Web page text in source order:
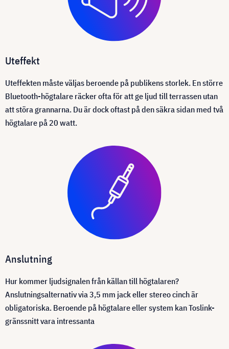
Uteffekt
Uteffekten måste väljas beroende på publikens storlek. En större
Bluetooth-högtalare räcker ofta för att ge ljud till terrassen utan
att störa grannarna. Du är dock oftast på den säkra sidan med två
högtalare på 20 watt.
Anslutning
Hur kommer ljudsignalen från källan till högtalaren?
Anslutningsalternativ via 3,5 mm jack eller stereo cinch är
obligatoriska. Beroende på högtalare eller system kan Toslink-
gränssnitt vara intressanta